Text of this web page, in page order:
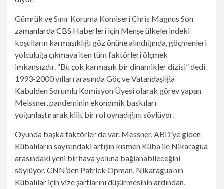
Gümrük ve Sınır Koruma Komiseri Chris Magnus Son
zamanlarda CBS Haberleri için Menşe ülkelerindeki
koşulların karmaşıklığı göz önüne alındığında, göçmenleri
yolculuğa çıkmaya iten tüm faktörleri ölçmek
imkansızdır. “Bu çok karmaşık bir dinamikler dizisi” dedi.
1993-2000 yılları arasında Göç ve Vatandaşlığa
Kabulden Sorumlu Komisyon Üyesi olarak görev yapan
Meissner, pandeminin ekonomik baskıları
yoğunlaştırarak kilit bir rol oynadığını söylüyor.
Oyunda başka faktörler de var. Messner, ABD’ye giden
Kübalıların sayısındaki artışın kısmen Küba ile Nikaragua
arasındaki yeni bir hava yoluna bağlanabileceğini
söylüyor. CNN’den Patrick Opman, Nikaragua’nın
Kübalılar için vize şartlarını düşürmesinin ardından,